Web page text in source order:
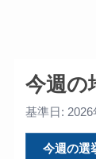
今週の
基準日: 2026
今週の選